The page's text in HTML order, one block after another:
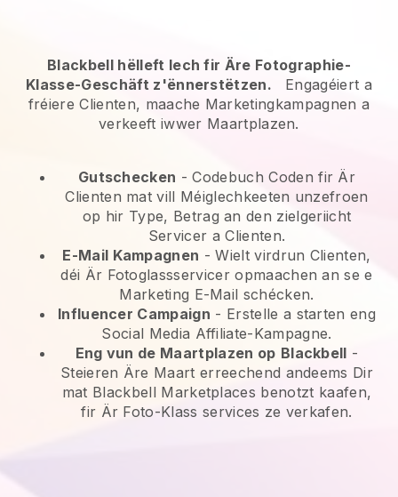
Blackbell hëlleft Iech fir Äre Fotographie-
Klasse-Geschäft z'ënnerstëtzen.
Engagéiert a
fréiere Clienten, maache Marketingkampagnen a
verkeeft iwwer Maartplazen.
Gutschecken - Codebuch Coden fir Är
Clienten mat vill Méiglechkeeten unzefroen
op hir Type, Betrag an den zielgeriicht
Servicer a Clienten.
E-Mail Kampagnen -Wielt virdrun Clienten,
déi Är Fotoglassservicer opmaachen an se e
Marketing E-Mail schécken.
Influencer Campaign - Erstelle a starten eng
Social Media Affiliate-Kampagne.
Eng vun de Maartplazen op Blackbell -
Steieren Äre Maart erreechend andeems Dir
mat Blackbell Marketplaces benotzt kaafen,
fir Är Foto-Klass services ze verkafen.